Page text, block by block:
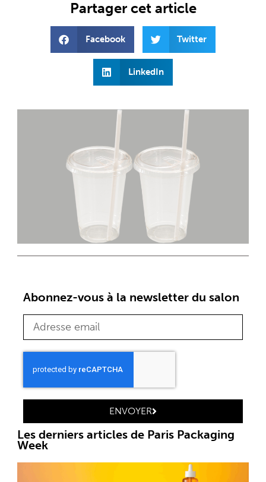
Partager cet article
Facebook Twitter
LinkedIn
Abonnez-vous à la newsletter du salon
ENVOYER
Les derniers articles de Paris Packaging
Week